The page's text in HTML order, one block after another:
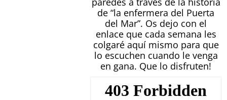
de “la enfermera del Puerta
del Mar”. Os dejo con el
enlace que cada semana les
colgaré aquí mismo para que
lo escuchen cuando le venga
en gana. Que lo disfruten!